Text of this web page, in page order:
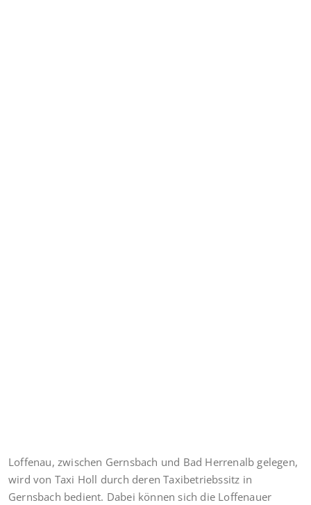
Loffenau, zwischen Gernsbach und Bad Herrenalb gelegen,
wird von Taxi Holl durch deren Taxibetriebssitz in
Gernsbach bedient. Dabei können sich die Loffenauer